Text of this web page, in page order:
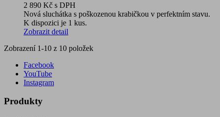
2 890 Kč s DPH
Nová sluchátka s poškozenou krabičkou v perfektním stavu.
K dispozici je 1 kus.
Zobrazit detail
Zobrazení 1-10 z 10 položek
Facebook
YouTube
Instagram
Produkty